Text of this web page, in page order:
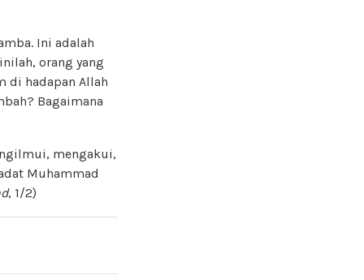
Ini adalah
inilah, orang yang
di hadapan Allah
Bagaimana
mengakui,
Muhammad
, 1/2)